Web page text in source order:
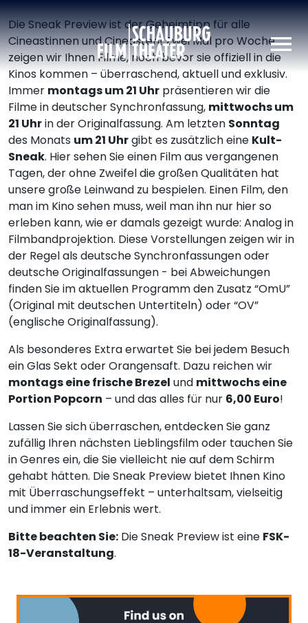
Schauburg
Die Sneak Preview ist der Geheimtipp für alle
Cineastinnen und Cineasten! Zwei Mal pro Woche
zeigen wir Ihnen Filme, noch bevor sie offiziell in die
Kinos kommen – überraschend, aktuell und exklusiv.
Immer montags um 21 Uhr präsentieren wir die
Filme in deutscher Synchronfassung, mittwochs um
21 Uhrin der Originalfassung. Am letzten Sonntag
des Monats um 21 Uhrgibt es zusätzlich eine Kult-
Sneak. Hier sehen Sie einen Film aus vergangenen
Tagen, der ohne Zweifel die großen Qualitäten hat
unsere große Leinwand zu bespielen. Einen Film, den
man im Kino sehen muss, weil man ihn nur hier so
erleben kann, wie er damals gezeigt wurde: Analog in
Filmbandprojektion. Diese Vorstellungen zeigen wir in
der Regel als deutsche Synchronfassungen oder
deutsche Originalfassungen - bei Abweichungen
finden Sie im aktuellen Programm den Zusatz “OmU”
(Original mit deutschen Untertiteln) oder “OV”
(englische Originalfassung).
Als besonderes Extra erwartet Sie bei jedem Besuch
ein Glas Sekt oder Orangensaft. Dazu reichen wir
montags eine frische Brezel und mittwochs eine
Portion Popcorn – und das alles für nur 6,00 Euro!
Lassen Sie sich überraschen, entdecken Sie ganz
zufällig Ihren nächsten Lieblingsfilm oder tauchen Sie
in Genres ein, die Sie vielleicht nie auf dem Schirm
gehabt hätten. Die Sneak Preview bietet Ihnen Kino
mit Überraschungseffekt – unterhaltsam, vielseitig
und immer ein Erlebnis wert.
Bitte beachten Sie: Die Sneak Preview ist eine FSK-
18-Veranstaltung.